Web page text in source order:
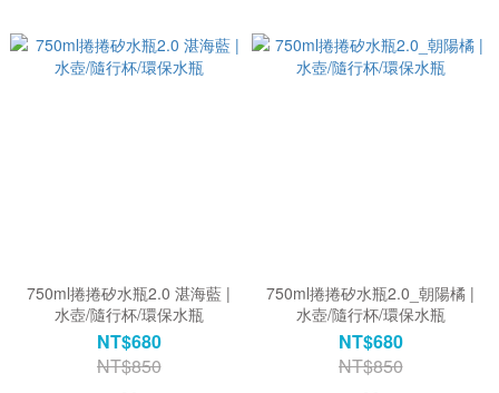
750ml捲捲矽水瓶2.0 湛海藍 |
水壺/隨行杯/環保水瓶
NT$680
NT$850
750ml捲捲矽水瓶2.0_朝陽橘 |
水壺/隨行杯/環保水瓶
NT$680
NT$850